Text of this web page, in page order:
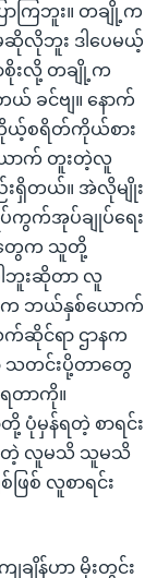
ာကြဘူး။ တချို့က
ဆိုလိုဘူး ဒါပေမယ့်
စိုးလို့ တချို့က
ခင်ဗျ။ နောက်
ယ့်စရိတ်ကိုယ်စား
ောက် တူးတဲ့လူ
ရှိတယ်။ အဲလိုမျိုး
ကွက်အုပ်ချုပ်ရေး
တွေက သူတို့
ဘူးဆိုတာ လူ
ာက ဘယ်နှစ်ယောက်
ဆိုင်ရာ ဌာနက
သတင်းပို့တာတွေ
တာကို။
ပုံမှန်ရတဲ့ စာရင်း
ောတဲ့ လူမသိ သူမသိ
ဖြစ် လူစာရင်း
ချိန်ဟာ မိုးတွင်း